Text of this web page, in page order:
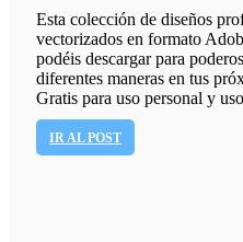
Esta colección de diseños
vectorizados en formato
podéis descargar para
diferentes maneras en tus
Gratis para uso personal y
IR AL POST